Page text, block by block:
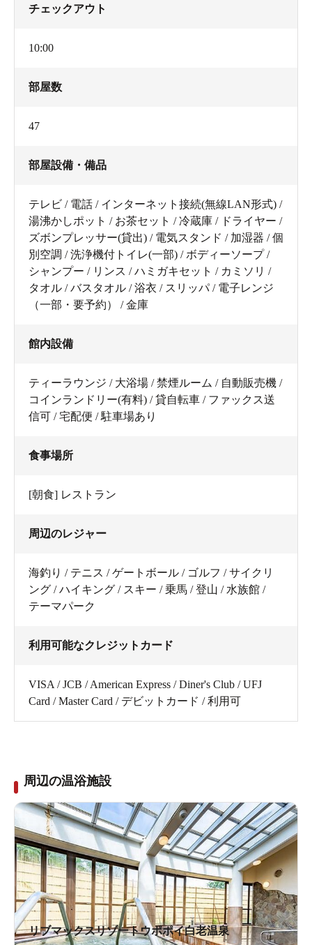
チェックアウト
10:00
部屋数
47
部屋設備・備品
テレビ / 電話 / インターネット接続(無線LAN形式) /
湯沸かしポット / お茶セット / 冷蔵庫 / ドライヤー /
ズボンプレッサー(貸出) / 電気スタンド / 加湿器 / 個
別空調 / 洗浄機付トイレ(一部) / ボディーソープ /
シャンプー / リンス / ハミガキセット / カミソリ /
タオル / バスタオル / 浴衣 / スリッパ / 電子レンジ
（一部・要予約） / 金庫
館内設備
ティーラウンジ / 大浴場 / 禁煙ルーム / 自動販売機 /
コインランドリー(有料) / 貸自転車 / ファックス送
信可 / 宅配便 / 駐車場あり
食事場所
[朝食] レストラン
周辺のレジャー
海釣り / テニス / ゲートボール / ゴルフ / サイクリ
ング / ハイキング / スキー / 乗馬 / 登山 / 水族館 /
テーマパーク
利用可能なクレジットカード
VISA / JCB / American Express / Diner's Club / UFJ
Card / Master Card / デビットカード / 利用可
周辺の温浴施設
リブマックスリゾートウポポイ白老温泉